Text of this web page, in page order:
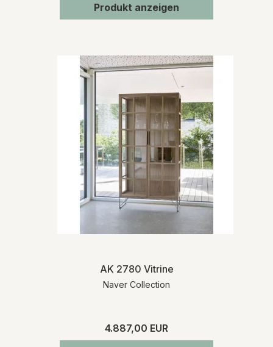
Produkt anzeigen
AK 2780 Vitrine
Naver Collection
4.887,00 EUR